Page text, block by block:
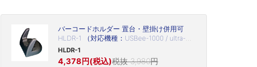
バーコードホルダー 置台・壁掛け併用可
HLDR-1 （対応機種：USBee-1000 / ultra-
3220 / SD120 / SSHC65V / SSHC65LV / C-37
））
HLDR-1
4,378円(税込)税抜 3,980円